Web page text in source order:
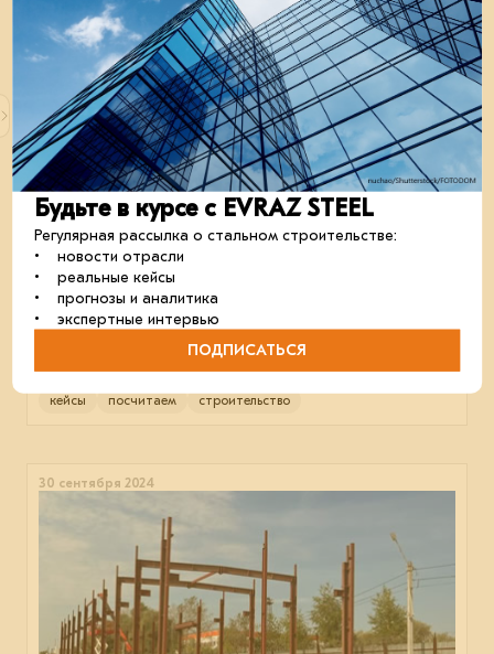
отрасль строительство
23 октября 2024
Строительство автомойки в Красноярске
Рассчитаем в 3D-конфигураторе автомобильную мойку
в Красноярске площадью 432 м² от EVRAZ STEEL BOX.
кейсы посчитаем строительство
30 сентября 2024
Будьте в курсе с EVRAZ STEEL
Регулярная рассылка о стальном строительстве:
• новости отрасли
• реальные кейсы
• прогнозы и аналитика
• экспертные интервью
ПОДПИСАТЬСЯ